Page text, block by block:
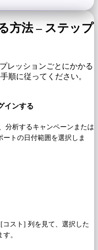
方法 – ステップ
レッションごとにかかる
順に従ってください。
インする
分析するキャンペーンまたは
トの日付範囲を選択しま
スト] 列を見て、選択した
。